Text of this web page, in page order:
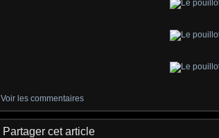
Voir les commentaires
Partager cet article